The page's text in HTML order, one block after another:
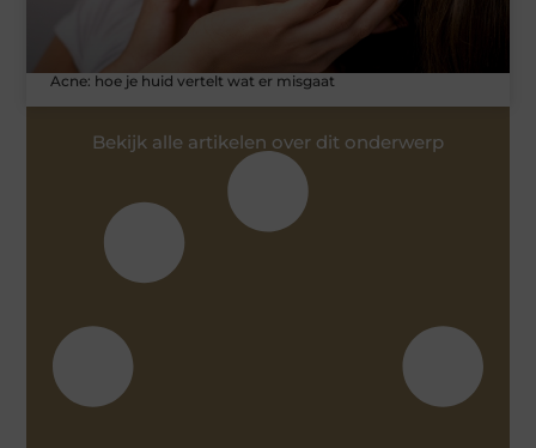
Acne: hoe je huid vertelt wat er misgaat
Bekijk alle artikelen over dit onderwerp